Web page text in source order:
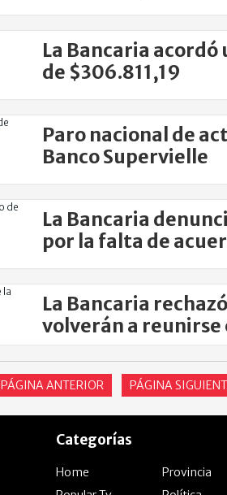
La Bancaria acordó
de $306.811,19
Paro nacional de
Banco Supervielle
La Bancaria
por la falta de
La Bancaria
volverán a reunirse
PÁGINA ANTERIOR PÁGINA
Categorías
Home
Provincia